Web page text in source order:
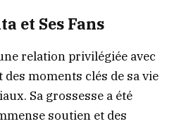
et Ses Fans
relation privilégiée avec
des moments clés de sa vie
Sa grossesse a été
soutien et des